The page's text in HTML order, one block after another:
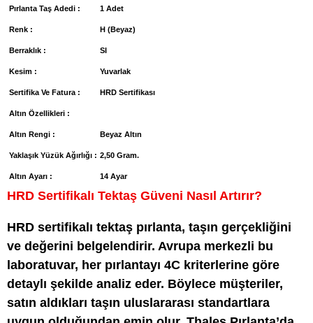
Pırlanta Taş Adedi : 1 Adet
Renk : H (Beyaz)
Berraklık : SI
Kesim : Yuvarlak
Sertifika Ve Fatura : HRD Sertifikası
Altın Özellikleri :
Altın Rengi : Beyaz Altın
Yaklaşık Yüzük Ağırlığı : 2,50 Gram.
Altın Ayarı : 14 Ayar
HRD Sertifikalı Tektaş Güveni Nasıl Artırır?
HRD sertifikalı tektaş pırlanta, taşın gerçekliğini
ve değerini belgelendirir. Avrupa merkezli bu
laboratuvar, her pırlantayı 4C kriterlerine göre
detaylı şekilde analiz eder. Böylece müşteriler,
satın aldıkları taşın uluslararası standartlara